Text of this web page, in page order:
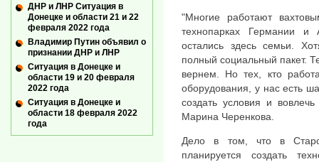
"Многие работают
технопарках Германии
остались здесь семьи.
полный социальный пакет.
вернем. Но тех, кто
оборудования, у нас есть
создать условия и
Марина Черенкова.
Дело в том, что в
планируется создать
ДНР и ЛНР Ситуация в
Донецке и области 21 и 22
февраля 2022 года
Владимир Путин объявил о
признании ДНР и ЛНР
Ситуация в Донецке и
области 19 и 20 февраля
2022 года
Ситуация в Донецке и
области 18 февраля 2022
года